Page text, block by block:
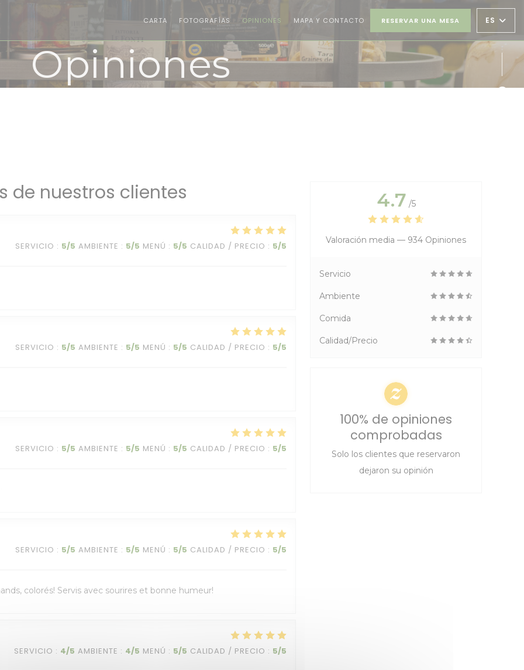
CARTA FOTOGRAFÍAS OPINIONES MAPA Y CONTACTO RESERVAR UNA MESA ES
Opiniones
de nuestros clientes
SERVICIO : 5/5 AMBIENTE : 5/5 MENÚ : 5/5 CALIDAD / PRECIO : 5/5
SERVICIO : 5/5 AMBIENTE : 5/5 MENÚ : 5/5 CALIDAD / PRECIO : 5/5
SERVICIO : 5/5 AMBIENTE : 5/5 MENÚ : 5/5 CALIDAD / PRECIO : 5/5
SERVICIO : 5/5 AMBIENTE : 5/5 MENÚ : 5/5 CALIDAD / PRECIO : 5/5
colorés! Servis avec sourires et bonne humeur!
SERVICIO : 4/5 AMBIENTE : 4/5 MENÚ : 5/5 CALIDAD / PRECIO : 5/5
4.7 /5
Valoración media — 934 Opiniones
Servicio
Ambiente
Comida
Calidad/Precio
100% de opiniones
comprobadas
Solo los clientes que reservaron
dejaron su opinión